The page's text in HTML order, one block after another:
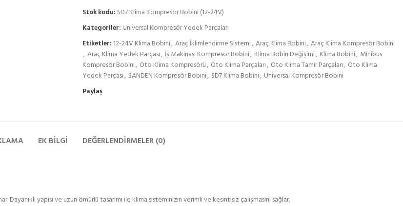
Stok kodu: SD7 Klima Kompresör Bobini (12-24V)
Kategoriler: Universal Kompresör Yedek Parçaları
Etiketler: 12-24V Klima Bobini, Araç İklimlendirme Sistemi, Araç Klima Bobini, Araç Klima Kompresör Bobini
, Araç Klima Yedek Parçası, İş Makinası Kompresör Bobini, Klima Bobin Değişimi, Klima Bobini, Minibüs
Kompresör Bobini, Oto Klima Kompresörü, Oto Klima Parçaları, Oto Klima Tamir Parçaları, Oto Klima
Yedek Parçası, SANDEN Kompresör Bobini, SD7 Klima Bobini, Universal Kompresör Bobini
Paylaş
EK BILGI DEĞERLENDIRMELER (0)
yapısı ve uzun ömürlü tasarımı ile klima sisteminizin verimli ve kesintisiz çalışmasını sağlar.